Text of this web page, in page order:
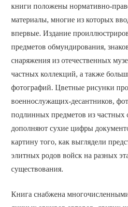
книги положены нормативно-
материалы, многие из которых
впервые. Издание
предметов обмундирования,
снаряжения из отечественных
частных коллекций, а также
фотографий. Цветные рисунки
военнослужащих-десантников,
подлинных предметов из частных
дополняют сухие цифры
картину того, как выглядели
элитных родов войск на разных
существования.
Книга снабжена